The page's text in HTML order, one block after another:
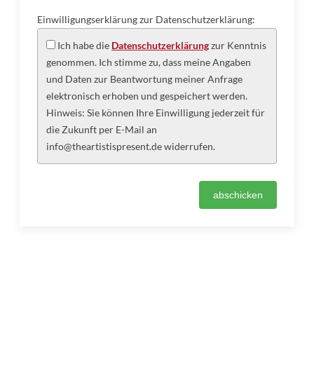
Einwilligungserklärung zur Datenschutzerklärung:
Ich habe die Datenschutzerklärungzur Kenntnis
genommen. Ich stimme zu, dass meine Angaben
und Daten zur Beantwortung meiner Anfrage
elektronisch erhoben und gespeichert werden.
Hinweis: Sie können Ihre Einwilligung jederzeit für
die Zukunft per E-Mail an
info@theartistispresent.de widerrufen.